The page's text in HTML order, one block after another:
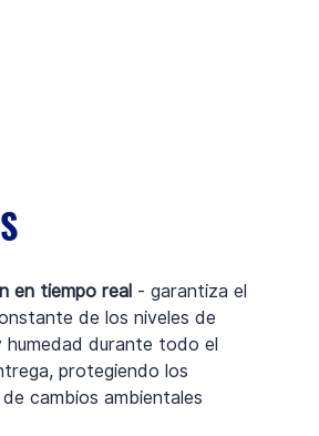
en tiempo real - garantiza el
de los niveles de
humedad durante todo el
protegiendo los
cambios ambientales